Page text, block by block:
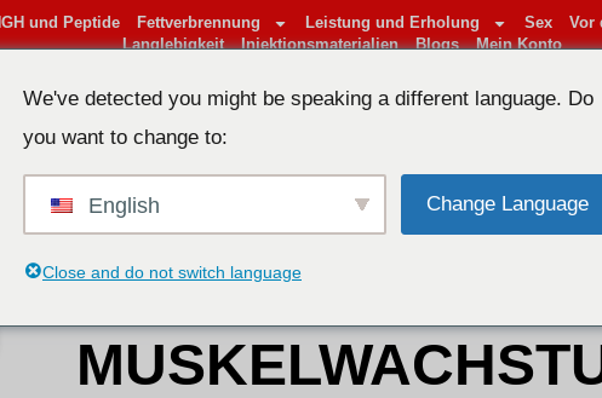
und Peptide Fettverbrennung Leistung und Erholung Sex Vor
Langlebigkeit
Injektionsmaterialien Blogs Mein Konto
Home»Hulk’s Nandrolon Decanoate 300mg: Kraftvolles
HULK’S
300MG:
We've detected you might be speaking a different language. Do
you want to change to:
English Change Language
Close and do not switch language